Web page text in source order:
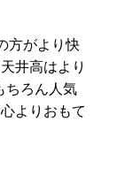
方がより快
井高はより
ちろん人気
よりおもて